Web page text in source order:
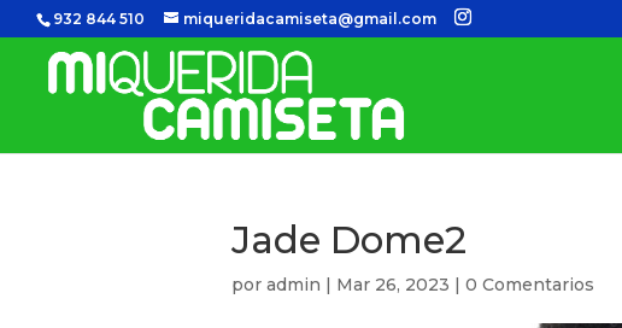
932 844 510 miqueridacamiseta@gmail.com
Jade Dome2
por admin | Mar 26, 2023 | 0 Comentarios